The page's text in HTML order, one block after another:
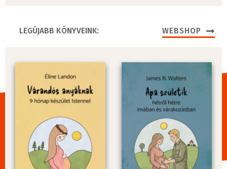
LEGÚJABB KÖNYVEINK: WEBSHOP